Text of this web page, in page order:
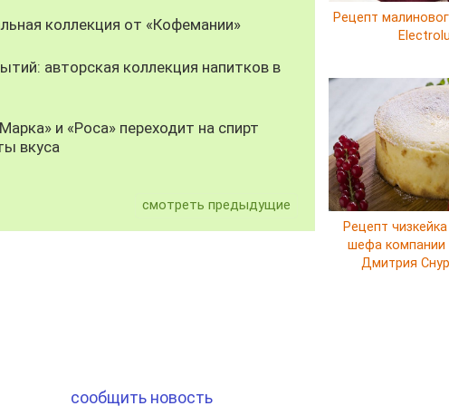
коллекция от «Кофемании»
авторская коллекция напитков в
и «Роса» переходит на спирт
вкуса
смотреть предыдущие
Рецепт
Рецепт
шефа компании
Дмитрия
сообщить новость